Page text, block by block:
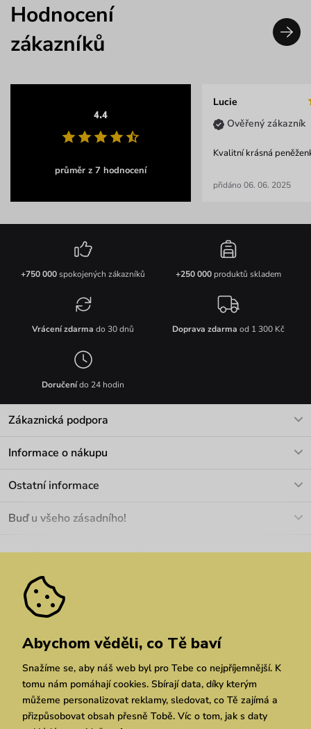
Hodnocení
zákazníků
4.4
průměr z 7 hodnocení
Lucie
Ověřený zákazník
Kvalitní krásná
přidáno 06. 06. 2025
+750 000spokojených zákazníků +250 000produktů skladem
Vrácení zdarma do 30 dnů Doprava zdarma od 1 300 Kč
Doručenído 24 hodin
Zákaznická podpora
Informace o nákupu
Materiály a údržba
Pozáruční opravy
Ostatní informace
Velkoobchod
We Care
Dárkové poukazy
Vuchlook
Prodejny
Praha Brno Chrudim
Buď u všeho zásadního!
Zásady ochrany osobních údajů
Abychom věděli, co Tě baví
Snažíme se, aby náš web byl pro Tebe co nejpříjemnější. K
tomu nám pomáhají cookies. Sbírají data, díky kterým
můžeme personalizovat reklamy, sledovat, co Tě zajímá a
přizpůsobovat obsah přesně Tobě. Víc o tom, jak s daty